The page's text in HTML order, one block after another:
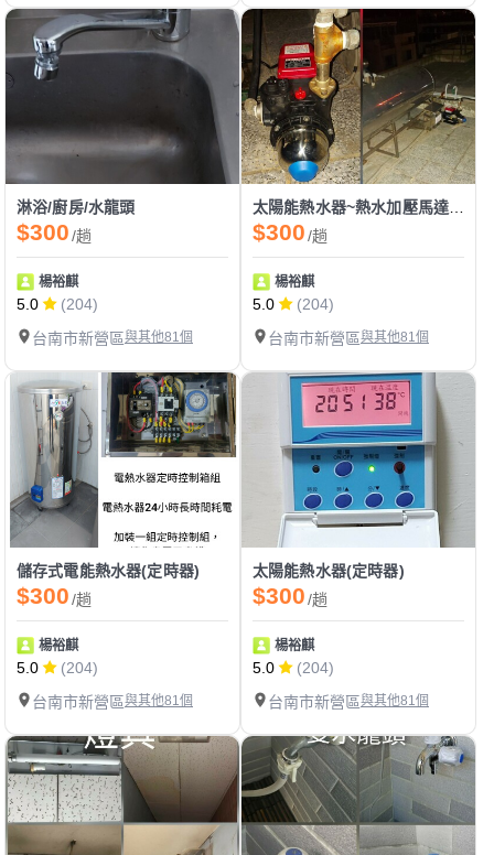
淋浴/廚房/水龍頭
$300/趟
楊裕麒
5.0
(204)
台南市新營區與其他81個
太陽能熱水器~熱水加壓馬達~電子流控恆壓泵浦~
$300/趟
楊裕麒
5.0
(204)
台南市新營區與其他81個
儲存式電能熱水器(定時器)
$300/趟
楊裕麒
5.0
(204)
台南市新營區與其他81個
太陽能熱水器(定時器)
$300/趟
楊裕麒
5.0
(204)
台南市新營區與其他81個